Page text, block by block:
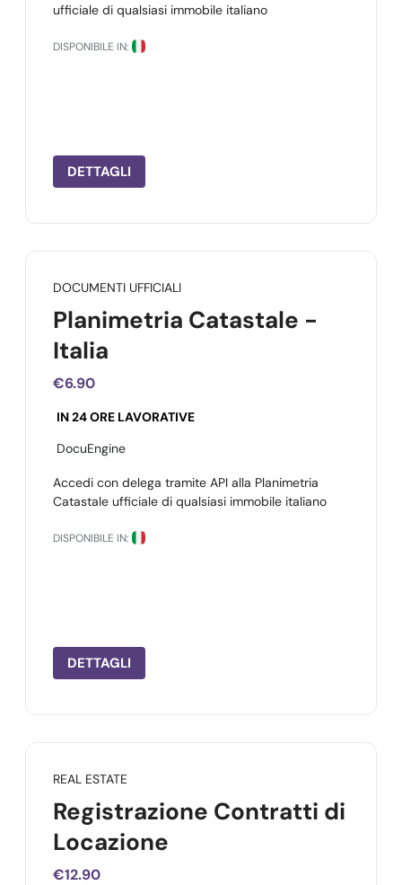
ufficiale di qualsiasi immobile italiano
DISPONIBILE IN:
DETTAGLI
DOCUMENTI UFFICIALI
Planimetria Catastale -
Italia
€6.90
IN 24 ORE LAVORATIVE
DocuEngine
Accedi con delega tramite API alla Planimetria
Catastale ufficiale di qualsiasi immobile italiano
DISPONIBILE IN:
DETTAGLI
REAL ESTATE
Registrazione Contratti di
Locazione
€12.90